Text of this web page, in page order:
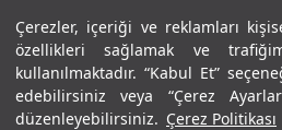
Çerezler, içeriği ve reklamları
özellikleri sağlamak ve
kullanılmaktadır. “Kabul Et”
edebilirsiniz veya “Çerez
düzenleyebilirsiniz. Çerez Politikası
Menü
Ana Sayfa Karolar Konut İçi